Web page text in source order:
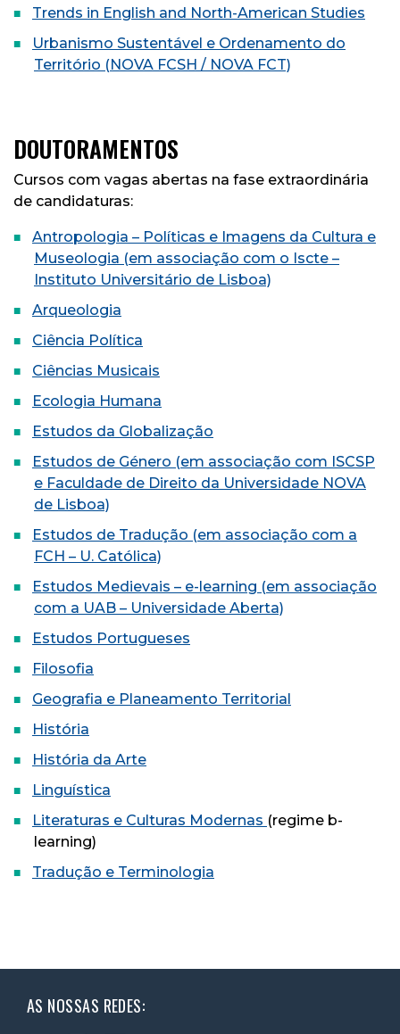
Trends in English and North-American Studies
Urbanismo Sustentável e Ordenamento do
Território (NOVA FCSH / NOVA FCT)
DOUTORAMENTOS
Cursos com vagas abertas na fase extraordinária
de candidaturas:
Antropologia – Políticas e Imagens da Cultura e
Museologia (em associação com o Iscte –
Instituto Universitário de Lisboa)
Arqueologia
Ciência Política
Ciências Musicais
Ecologia Humana
Estudos da Globalização
Estudos de Género (em associação com ISCSP
e Faculdade de Direito da Universidade NOVA
de Lisboa)
Estudos de Tradução (em associação com a
FCH – U. Católica)
Estudos Medievais – e-learning (em associação
com a UAB – Universidade Aberta)
Estudos Portugueses
Filosofia
Geografia e Planeamento Territorial
História
História da Arte
Linguística
Literaturas e Culturas Modernas (regime b-
learning)
Tradução e Terminologia
AS NOSSAS REDES: